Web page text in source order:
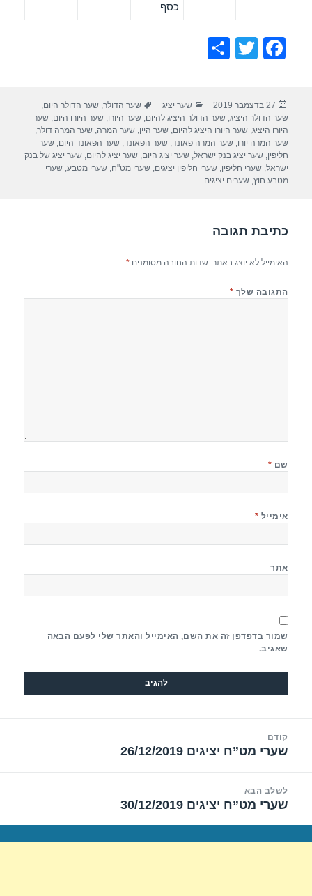
כסף
F
e
b
o
o
T
er
e
פורסם
בתאריך
27 בדצמבר 2019 קטגוריות
שער יציג תגיות
שער הדולר,שער הדולר היום,
שער הדולר היציג,שער הדולר היציג להיום,שער היורו,שער היורו היום,שער
היורו היציג,שער היורו היציג להיום,שער היין,שער המרה,שער המרה דולר,
שער המרה יורו,שער המרה פאונד,שער הפאונד,שער הפאונד היום,שער
חליפין,שער יציג בנק ישראל,שער יציג היום,שער יציג להיום,שער יציג של בנק
ישראל,שערי חליפין,שערי חליפין יציגים,שערי מט"ח,שערי מטבע,שערי
מטבע חוץ,שערים יציגים
כתיבת תגובה
האימייל לא יוצג באתר. שדות החובה מסומנים*
התגובה שלך *
שם *
אימייל *
אתר
שמור בדפדפן זה את השם, האימייל והאתר שלי לפעם הבאה
שאגיב.
קודם
הפוסט
שערי מט”ח יציגים 26/12/2019
לשלב הבא
הפוסט
שערי מט”ח יציגים 30/12/2019